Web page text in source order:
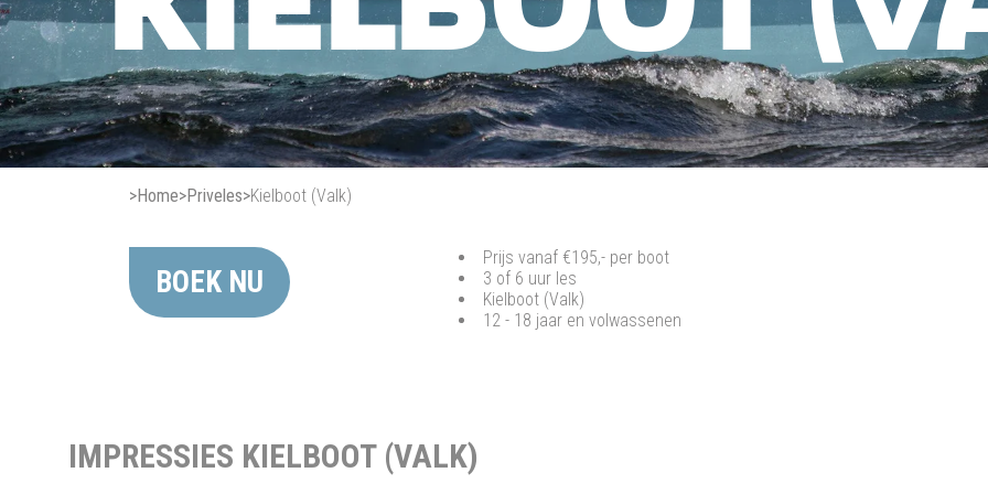
>Home>Priveles>Kielboot (Valk)
BOEK NU
Prijs vanaf €195,- per boot
3 of 6 uur les
Kielboot (Valk)
12 - 18 jaar en volwassenen
IMPRESSIES KIELBOOT (VALK)